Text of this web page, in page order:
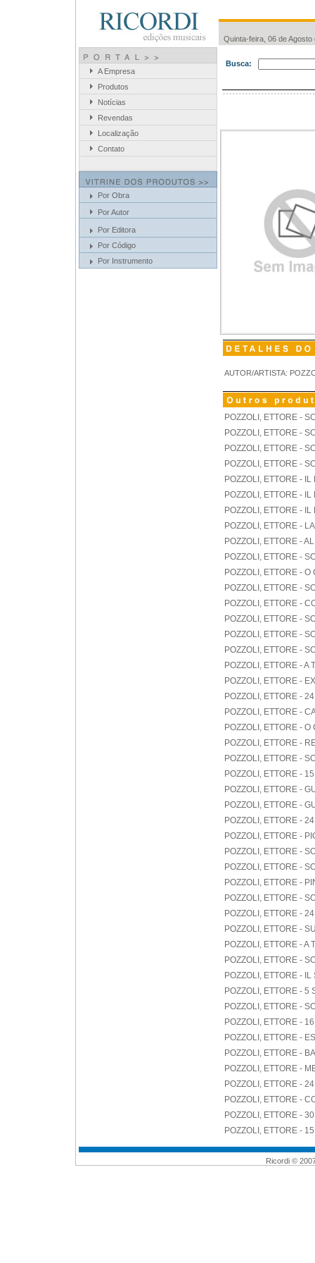
Quinta-feira, 06 de Agosto
A Empresa
Produtos
Notícias
Revendas
Localização
Contato
Por Obra
Por Autor
Por Editora
Por Código
Por Instrumento
Busca:
AUTOR/ARTISTA:
POZZOLI, ETTORE -
POZZOLI, ETTORE -
POZZOLI, ETTORE -
POZZOLI, ETTORE -
POZZOLI, ETTORE -
POZZOLI, ETTORE -
POZZOLI, ETTORE -
POZZOLI, ETTORE -
POZZOLI, ETTORE -
POZZOLI, ETTORE -
POZZOLI, ETTORE - O
POZZOLI, ETTORE -
POZZOLI, ETTORE -
POZZOLI, ETTORE -
POZZOLI, ETTORE -
POZZOLI, ETTORE -
POZZOLI, ETTORE - A
POZZOLI, ETTORE -
POZZOLI, ETTORE -
POZZOLI, ETTORE -
POZZOLI, ETTORE - O
POZZOLI, ETTORE -
POZZOLI, ETTORE -
POZZOLI, ETTORE -
POZZOLI, ETTORE -
POZZOLI, ETTORE -
POZZOLI, ETTORE -
POZZOLI, ETTORE -
POZZOLI, ETTORE -
POZZOLI, ETTORE -
POZZOLI, ETTORE -
POZZOLI, ETTORE -
POZZOLI, ETTORE -
POZZOLI, ETTORE -
POZZOLI, ETTORE - A
POZZOLI, ETTORE -
POZZOLI, ETTORE -
POZZOLI, ETTORE - 5
POZZOLI, ETTORE -
POZZOLI, ETTORE -
POZZOLI, ETTORE -
POZZOLI, ETTORE -
POZZOLI, ETTORE -
POZZOLI, ETTORE -
POZZOLI, ETTORE -
POZZOLI, ETTORE -
POZZOLI, ETTORE -
Ricordi ©